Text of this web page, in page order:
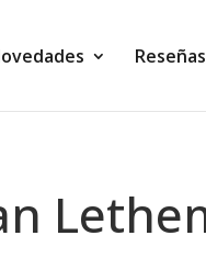
Reseñas